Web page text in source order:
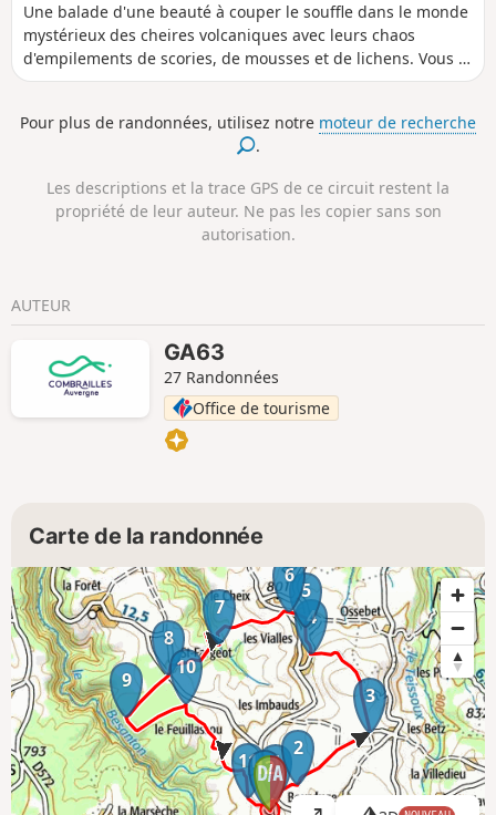
Une balade d'une beauté à couper le souffle dans le monde
mystérieux des cheires volcaniques avec leurs chaos
d'empilements de scories, de mousses et de lichens. Vous y
découvrirez les vestiges d’une cité médiévale mystérieuse,
Pour plus de randonnées, utilisez notre moteur de recherche
.
Les descriptions et la trace GPS de ce circuit restent la
propriété de leur auteur. Ne pas les copier sans son
autorisation.
AUTEUR
GA63
27 Randonnées
Office de tourisme
Carte de la randonnée
1
2
3
4
5
6
7
8
9
10
1112